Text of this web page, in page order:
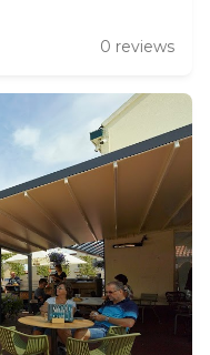
0 reviews